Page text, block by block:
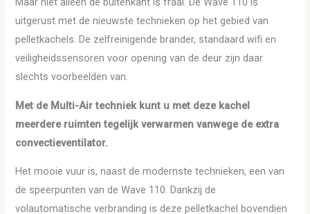
uitgerust met de nieuwste technieken op het gebied van
pelletkachels. De zelfreinigende brander, standaard wifi en
veiligheidssensoren voor opening van de deur zijn daar
slechts voorbeelden van.
Met de Multi-Air techniek kunt u met deze kachel
meerdere ruimten tegelijk verwarmen vanwege de extra
convectieventilator.
Het mooie vuur is, naast de modernste technieken, een van
de speerpunten van de Wave 110. Dankzij de
volautomatische verbranding is deze pelletkachel bovendien